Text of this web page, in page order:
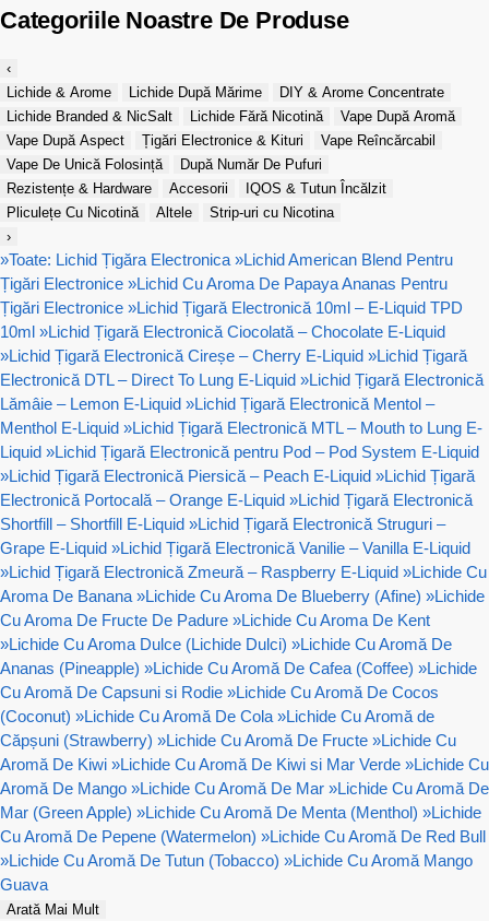
Categoriile Noastre De Produse
‹
Lichide & Arome
Lichide După Mărime
DIY & Arome Concentrate
Lichide Branded & NicSalt
Lichide Fără Nicotină
Vape După Aromă
Vape După Aspect
Țigări Electronice & Kituri
Vape Reîncărcabil
Vape De Unică Folosință
După Număr De Pufuri
Rezistențe & Hardware
Accesorii
IQOS & Tutun Încălzit
Pliculețe Cu Nicotină
Altele
Strip-uri cu Nicotina
›
»Toate: Lichid Țigăra Electronica »Lichid American Blend Pentru
Țigări Electronice »Lichid Cu Aroma De Papaya Ananas Pentru
Țigări Electronice »Lichid Țigară Electronică 10ml – E-Liquid TPD
10ml »Lichid Țigară Electronică Ciocolată – Chocolate E-Liquid
»Lichid Țigară Electronică Cireșe – Cherry E-Liquid »Lichid Țigară
Electronică DTL – Direct To Lung E-Liquid »Lichid Țigară Electronică
Lămâie – Lemon E-Liquid »Lichid Țigară Electronică Mentol –
Menthol E-Liquid »Lichid Țigară Electronică MTL – Mouth to Lung E-
Liquid »Lichid Țigară Electronică pentru Pod – Pod System E-Liquid
»Lichid Țigară Electronică Piersică – Peach E-Liquid »Lichid Țigară
Electronică Portocală – Orange E-Liquid »Lichid Țigară Electronică
Shortfill – Shortfill E-Liquid »Lichid Țigară Electronică Struguri –
Grape E-Liquid »Lichid Țigară Electronică Vanilie – Vanilla E-Liquid
»Lichid Țigară Electronică Zmeură – Raspberry E-Liquid »Lichide Cu
Aroma De Banana »Lichide Cu Aroma De Blueberry (Afine) »Lichide
Cu Aroma De Fructe De Padure »Lichide Cu Aroma De Kent
»Lichide Cu Aroma Dulce (Lichide Dulci) »Lichide Cu Aromă De
Ananas (Pineapple) »Lichide Cu Aromă De Cafea (Coffee) »Lichide
Cu Aromă De Capsuni si Rodie »Lichide Cu Aromă De Cocos
(Coconut) »Lichide Cu Aromă De Cola »Lichide Cu Aromă de
Căpșuni (Strawberry) »Lichide Cu Aromă De Fructe »Lichide Cu
Aromă De Kiwi »Lichide Cu Aromă De Kiwi si Mar Verde »Lichide Cu
Aromă De Mango »Lichide Cu Aromă De Mar »Lichide Cu Aromă De
Mar (Green Apple) »Lichide Cu Aromă De Menta (Menthol) »Lichide
Cu Aromă De Pepene (Watermelon) »Lichide Cu Aromă De Red Bull
»Lichide Cu Aromă De Tutun (Tobacco) »Lichide Cu Aromă Mango
Guava
Arată Mai Mult